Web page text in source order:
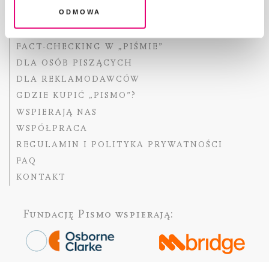
Odmowa
O „PIŚMIE”
ABOUT PISMO
FACT-CHECKING W „PIŚMIE”
DLA OSÓB PISZĄCYCH
DLA REKLAMODAWCÓW
GDZIE KUPIĆ „PISMO”?
WSPIERAJĄ NAS
WSPÓŁPRACA
REGULAMIN I POLITYKA PRYWATNOŚCI
FAQ
KONTAKT
Fundację Pismo wspierają: